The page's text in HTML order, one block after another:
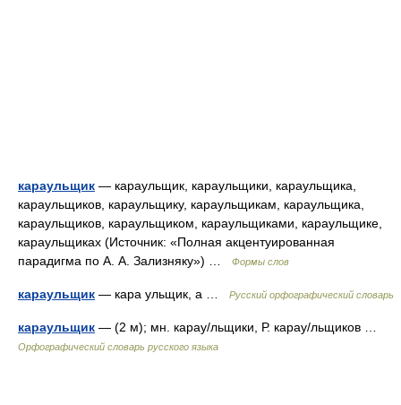
караульщик — караульщик, караульщики, караульщика,
караульщиков, караульщику, караульщикам, караульщика,
караульщиков, караульщиком, караульщиками, караульщике,
караульщиках (Источник: «Полная акцентуированная
парадигма по А. А. Зализняку») …
Формы слов
караульщик — кара ульщик, а … Русский орфографический словарь
караульщик — (2 м); мн. карау/льщики, Р. карау/льщиков …
Орфографический словарь русского языка